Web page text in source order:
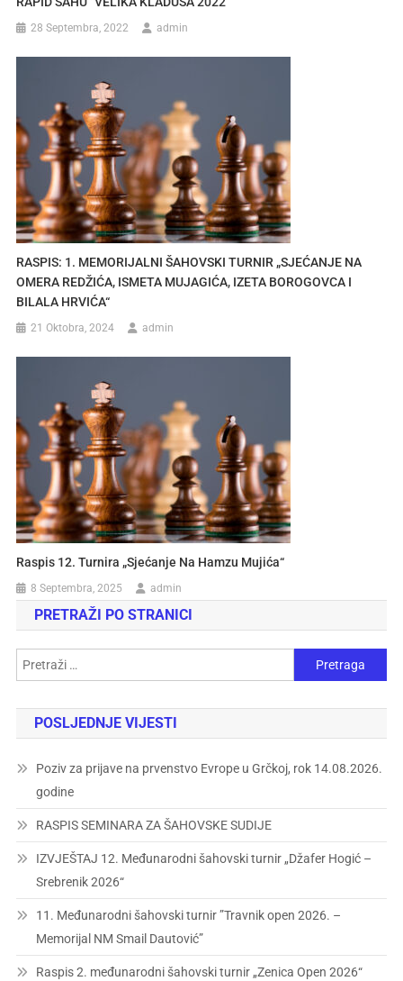
28 Septembra, 2022 admin
RASPIS: 1. MEMORIJALNI ŠAHOVSKI TURNIR „SJEĆANJE NA
OMERA REDŽIĆA, ISMETA MUJAGIĆA, IZETA BOROGOVCA I
BILALA HRVIĆA“
21 Oktobra, 2024 admin
Raspis 12. Turnira „Sjećanje Na Hamzu Mujića“
8 Septembra, 2025 admin
PRETRAŽI PO STRANICI
POSLJEDNJE VIJESTI
Poziv za prijave na prvenstvo Evrope u Grčkoj, rok 14.08.2026.
godine
RASPIS SEMINARA ZA ŠAHOVSKE SUDIJE
IZVJEŠTAJ 12. Međunarodni šahovski turnir „Džafer Hogić –
Srebrenik 2026“
11. Međunarodni šahovski turnir ”Travnik open 2026. –
Memorijal NM Smail Dautović”
Raspis 2. međunarodni šahovski turnir „Zenica Open 2026“